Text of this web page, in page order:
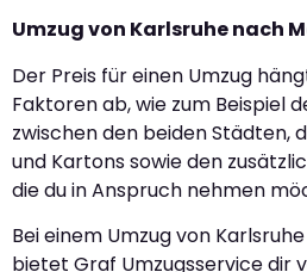
Umzug von Karlsruhe nach
Der Preis für einen Umzug
Faktoren ab, wie zum Beispiel
zwischen den beiden Städten,
und Kartons sowie den
die du in Anspruch nehmen
Bei einem Umzug von
bietet Graf Umzugsservice dir